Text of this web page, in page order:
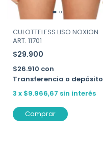
CULOTTELESS LISO NOXION
ART. 11701
$29.900
$26.910 con
Transferencia o depósito
3 x $9.966,67 sin interés
Comprar